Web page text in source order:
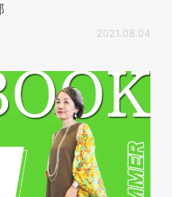
2021.08.04